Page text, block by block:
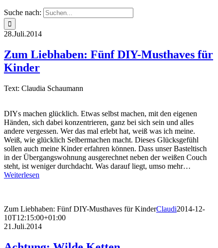
Suche nach:
28.Juli.2014
Zum Liebhaben: Fünf DIY-Musthaves für
Kinder
Text: Claudia Schaumann
DIYs machen glücklich. Etwas selbst machen, mit den eigenen
Händen, sich dabei konzentrieren, ganz bei sich sein und alles
andere vergessen. Wer das mal erlebt hat, weiß was ich meine.
Weiß, wie glücklich Selbermachen macht. Dieses Glücksgefühl
sollen auch meine Kinder erfahren können. Dass unser Basteltisch
in der Übergangswohnung ausgerechnet neben der weißen Couch
steht, ist weniger durchdacht. Was darauf liegt, umso mehr…
Weiterlesen
Zum Liebhaben: Fünf DIY-Musthaves für KinderClaudi2014-12-
10T12:15:00+01:00
21.Juli.2014